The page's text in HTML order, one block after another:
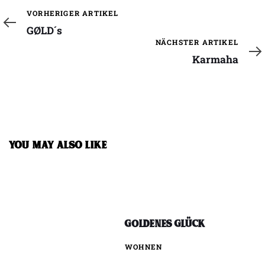
Vorheriger
Artikel
VORHERIGER ARTIKEL
GØLD´s
Nächster
NÄCHSTER ARTIKEL
Karmaha
YOU MAY ALSO LIKE
Goldenes Glück
WOHNEN